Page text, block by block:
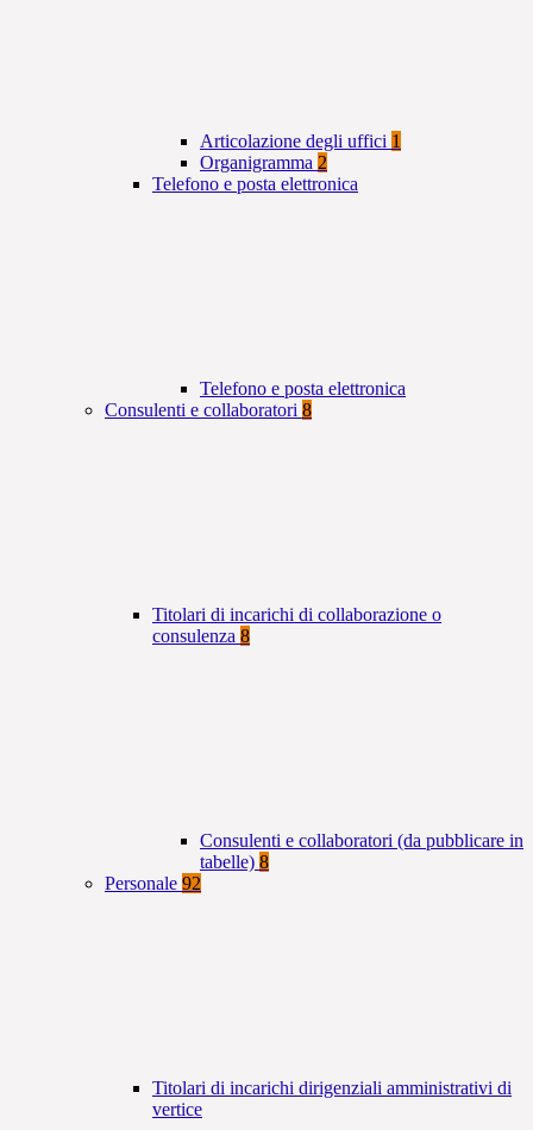
Articolazione degli uffici 1
Organigramma 2
Telefono e posta elettronica
Telefono e posta elettronica
Consulenti e collaboratori 8
Titolari di incarichi di collaborazione o
consulenza 8
Consulenti e collaboratori (da pubblicare in
tabelle) 8
Personale 92
Titolari di incarichi dirigenziali amministrativi di
vertice